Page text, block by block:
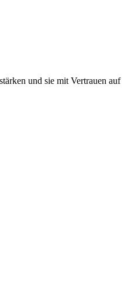
und sie mit Vertrauen auf